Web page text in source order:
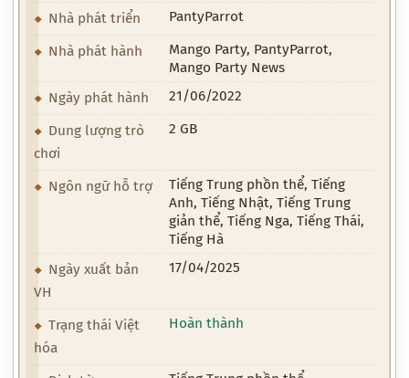
Nhà phát triển
PantyParrot
Nhà phát hành
Mango Party, PantyParrot,
Mango Party News
Ngày phát hành
21/06/2022
Dung lượng trò
chơi
2 GB
Ngôn ngữ hỗ trợ
Tiếng Trung phồn thể, Tiếng
Anh, Tiếng Nhật, Tiếng Trung
giản thể, Tiếng Nga, Tiếng Thái,
Tiếng Hà
Ngày xuất bản
VH
17/04/2025
Trạng thái Việt
hóa
Hoàn thành